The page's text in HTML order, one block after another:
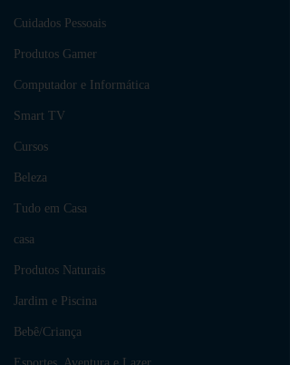
Cuidados Pessoais
Produtos Gamer
Computador e Informática
Smart TV
Cursos
Beleza
Tudo em Casa
casa
Produtos Naturais
Jardim e Piscina
Bebê/Criança